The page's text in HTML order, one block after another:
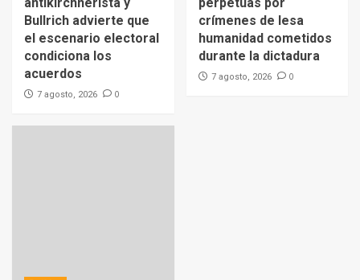
Bullrich advierte que
el escenario electoral
condiciona los
acuerdos
7 agosto, 2026 0
crímenes de lesa
humanidad cometidos
durante la dictadura
7 agosto, 2026 0